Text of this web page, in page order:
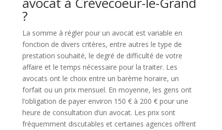
?
La somme à régler pour un avocat est variable en
fonction de divers critères, entre autres le type de
prestation souhaité, le degré de difficulté de votre
affaire et le temps nécessaire pour la traiter. Les
avocats ont le choix entre un barème horaire, un
forfait ou un prix mensuel. En moyenne, les gens ont
l’obligation de payer environ 150 € à 200 € pour une
heure de consultation d’un avocat. Les prix sont
fréquemment discutables et certaines agences offrent